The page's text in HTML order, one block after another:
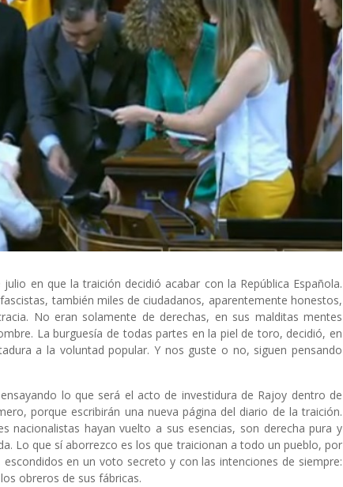
en que la traición decidió acabar con la República Española.
también miles de ciudadanos, aparentemente honestos,
No eran solamente de derechas, en sus malditas mentes
La burguesía de todas partes en la piel de toro, decidió, en
a la voluntad popular. Y nos guste o no, siguen pensando
lo que será el acto de investidura de Rajoy dentro de
porque escribirán una nueva página del diario de la traición.
nacionalistas hayan vuelto a sus esencias, son derecha pura y
Lo que sí aborrezco es los que traicionan a todo un pueblo, por
en un voto secreto y con las intenciones de siempre:
obreros de sus fábricas.